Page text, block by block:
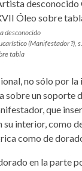
desconocido
(Manifestador ?),
tabla
no sólo por
sobre un soporte
que
interior, como
como de